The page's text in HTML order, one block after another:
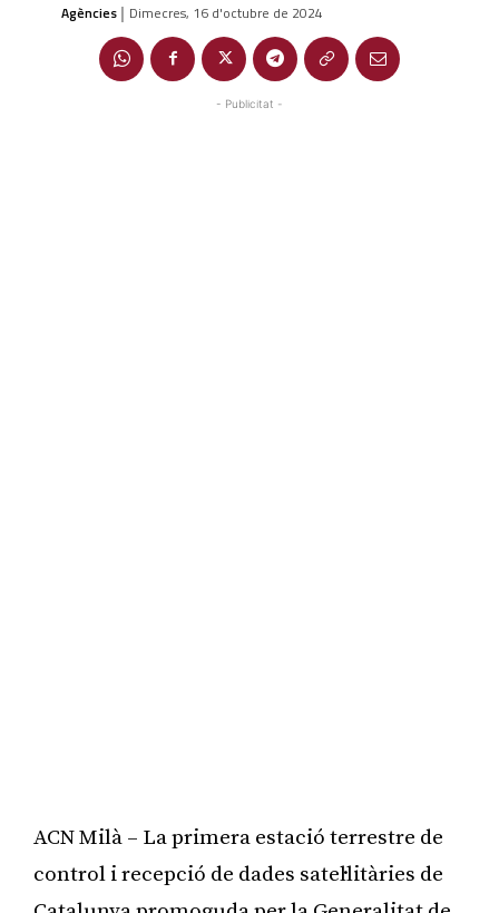
Agències | Dimecres, 16 d'octubre de 2024
- Publicitat -
ACN Milà – La primera estació terrestre de
control i recepció de dades satel·litàries de